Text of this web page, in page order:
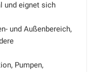
und eignet sich
und Außenbereich,
Pumpen,